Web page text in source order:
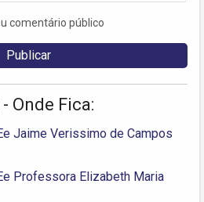
comentário público
Onde Fica:
Jaime Verissimo de Campos
Professora Elizabeth Maria